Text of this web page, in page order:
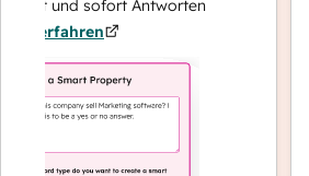
und sofort Antworten
erfahren